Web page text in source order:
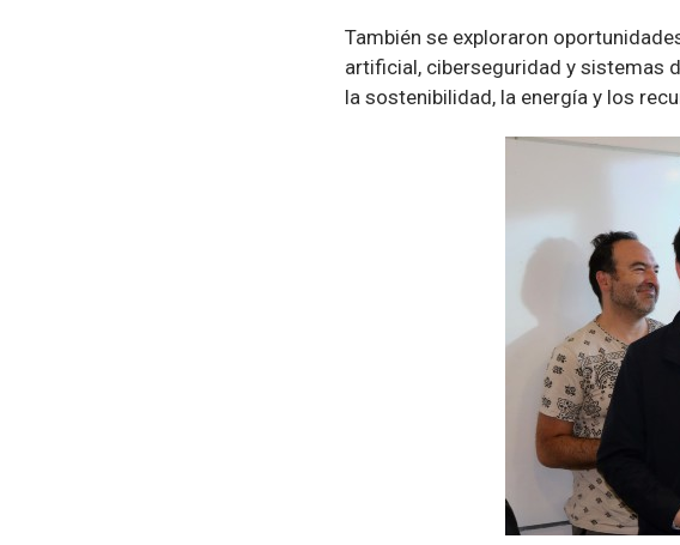
También se exploraron
artificial, ciberseguridad y sistemas
la sostenibilidad, la energía y los